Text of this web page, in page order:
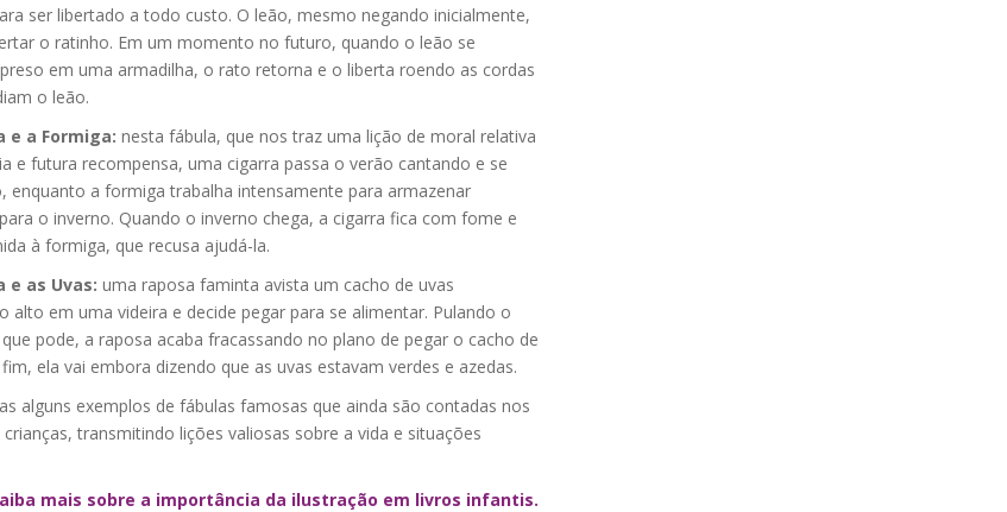
ser libertado a todo custo. O leão, mesmo negando inicialmente,
o ratinho. Em um momento no futuro, quando o leão se
em uma armadilha, o rato retorna e o liberta roendo as cordas
o leão.
e a Formiga: nesta fábula, que nos traz uma lição de moral relativa
e futura recompensa, uma cigarra passa o verão cantando e se
enquanto a formiga trabalha intensamente para armazenar
o inverno. Quando o inverno chega, a cigarra fica com fome e
à formiga, que recusa ajudá-la.
e as Uvas: uma raposa faminta avista um cacho de uvas
alto em uma videira e decide pegar para se alimentar. Pulando o
pode, a raposa acaba fracassando no plano de pegar o cacho de
ela vai embora dizendo que as uvas estavam verdes e azedas.
alguns exemplos de fábulas famosas que ainda são contadas nos
transmitindo lições valiosas sobre a vida e situações
mais sobre a importância da ilustração em livros infantis.